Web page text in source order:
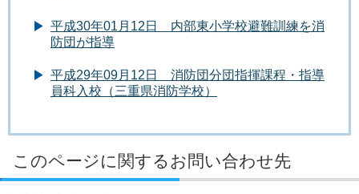
平成30年01月12日 内部東小学校避難訓練を消
防団が指導
平成29年09月12日 消防団分団指揮課程・指導
員科入校（三重県消防学校）
このページに関するお問い合わせ先